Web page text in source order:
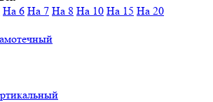
На 6 На 7 На 8 На 10 На 15 На 20